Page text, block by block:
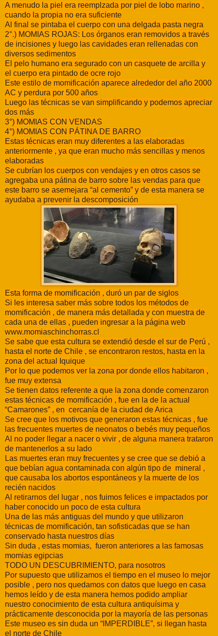
A menudo la piel era reemplzada por piel de lobo marino ,
cuando la propia no era suficiente
Al final se pintaba el cuerpo con una delgada pasta negra
2°.) MOMIAS ROJAS: Los órganos eran removidos a través
de incisiones y luego las cavidades eran rellenadas con
diversos sedimentos
El pelo humano era segurado con un casquete de arcilla y
el cuerpo era pintado de ocre rojo
Este estilo de momificación aparece alrededor del año 2000
AC y perdura por 500 años
Luego las técnicas se van simplificando y podemos apreciar
dos más
3°) MOMIAS CON VENDAS
4°) MOMIAS CON PÁTINA DE BARRO
Estas técnicas eran muy diferentes a las elaboradas
anteriormente , ya que eran mucho más sencillas y menos
elaboradas
Se cubrían los cuerpos con vendajes y en otros casos se
agregaba una pátina de barro sobre las vendas para que
este barro se asemejara “al cemento” y de esta manera se
ayudaba a prevenir la descomposición
Esta forma de momificación , duró un par de siglos
Si les interesa saber más sobre todos los métodos de
momificación , de manera más detallada y con muestra de
cada una de ellas , pueden ingresar a la página web
www.momiaschinchorras.cl
Se sabe que esta cultura se extendió desde el sur de Perú ,
hasta el norte de Chile , se encontraron restos, hasta en la
zona del actual Iquique
Por lo que podemos ver la zona por donde ellos habitaron ,
fue muy extensa
Se tienen datos referente a que la zona donde comenzaron
estas técnicas de momificación , fue en la de la actual
“Camarones” , en cercanía de la ciudad de Arica
Se cree que los motivos que generaron estas técnicas , fue
las frecuentes muertes de neonatos o bebés muy pequeños
Al no poder llegar a nacer o vivir , de alguna manera trataron
de mantenerlos a su lado
Las muertes eran muy frecuentes y se cree que se debió a
que bebían agua contaminada con algún tipo de mineral ,
que causaba los abortos espontáneos y la muerte de los
recién nacidos
Al retirarnos del lugar , nos fuimos felices e impactados por
haber conocido un poco de esta cultura
Una de las más antiguas del mundo y que utilizaron
técnicas de momificación, tan sofisticadas que se han
conservado hasta nuestros días
Sin duda , estas momias, fueron anteriores a las famosas
momias egipcias
TODO UN DESCUBRIMIENTO, para nosotros
Por supuesto que utilizamos el tiempo en el museo lo mejor
posible , pero nos quedamos con datos que luego en casa
hemos leído y de esta manera hemos podido ampliar
nuestro conocimiento de esta cultura antiquísima y
prácticamente desconocida por la mayoría de las personas
Este museo es sin duda un “IMPERDIBLE”, si llegan hasta
el norte de Chile